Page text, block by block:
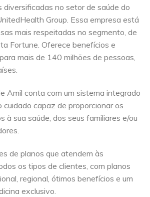
diversificadas no setor de saúde do
Group. Essa empresa está
mais respeitadas no segmento, de
Fortune. Oferece benefícios e
mais de 140 milhões de pessoas,
Amil conta com um sistema integrado
cuidado capaz de proporcionar os
à sua saúde, dos seus familiares e/ou
de planos que atendem às
os tipos de clientes, com planos
regional, ótimos benefícios e um
exclusivo.